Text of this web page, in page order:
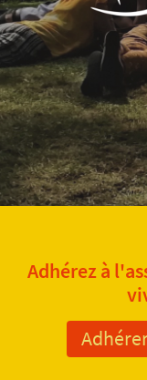
Adhérez à